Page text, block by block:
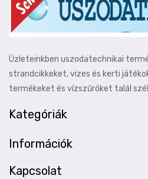
Üzleteinkben uszodatechnikai
strandcikkeket, vizes és kerti
termékeket és vízszűrőket talál
Kategóriák
Információk
Kapcsolat